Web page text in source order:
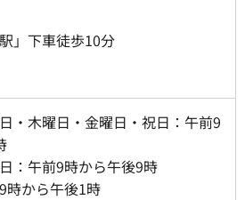
」下車徒歩10分
・木曜日・金曜日・祝日：午前9
：午前9時から午後9時
時から午後1時